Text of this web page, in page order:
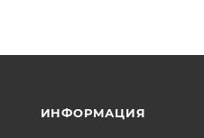
ИНФОРМАЦИЯ